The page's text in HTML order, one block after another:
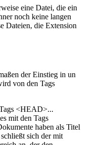
eine Datei, die ein
noch keine langen
Dateien, die Extension
der Einstieg in un
von den Tags
<HEAD>...
mit den Tags
haben als Titel
sich der mit